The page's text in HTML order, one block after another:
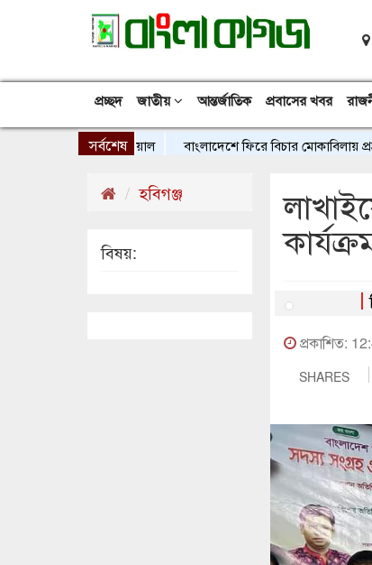
প্রচ্ছদ জাতীয় আন্তর্জাতিক প্রবাসের খবর
সর্বশেষ বাংলাদেশে ফিরে বিচার মোকাবিলায় প্রস্তুত
প্রকাশিত:
SHARES
হবিগঞ্জ
বিষয়: